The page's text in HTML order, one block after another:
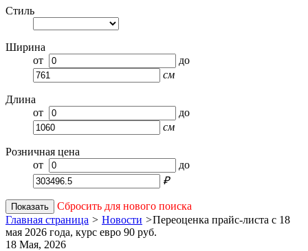
Стиль
Ширина
от
до
см
Длина
от
до
см
Розничная цена
от
до
₽
Показать
Сбросить для нового поиска
Главная страница > Новости >Переоценка прайс-листа с 18
мая 2026 года, курс евро 90 руб.
18 Мая, 2026